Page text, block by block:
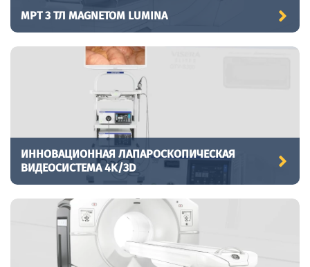
МРТ 3 ТЛ MAGNETOM LUMINA
ИННОВАЦИОННАЯ ЛАПАРОСКОПИЧЕСКАЯ
ВИДЕОСИСТЕМА 4K/3D